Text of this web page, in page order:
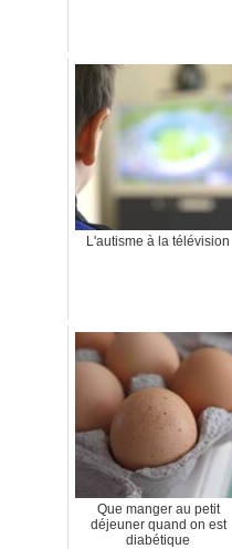
L'autisme à la télévision
Que manger au petit
déjeuner quand on est
diabétique